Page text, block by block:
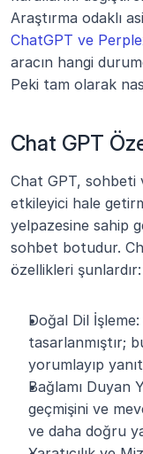
ChatGPT ve
aracın hangi
Peki tam olarak
Chat GPT
Chat GPT, sohbeti
etkileyici hale
yelpazesine sahip
sohbet botudur.
özellikleri şunlardır:
Doğal Dil
tasarlanmıştır;
yorumlayıp
Bağlamı Duyan
geçmişini ve
ve daha doğru